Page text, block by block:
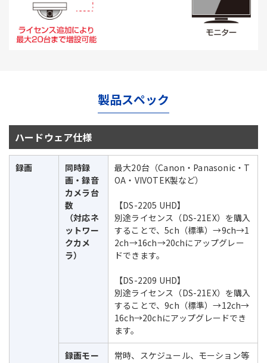
製品スペック
ハードウェア仕様
録画
同時録
画・録音
カメラ台
数
（対応ネ
ットワー
クカメ
ラ）
最大20台（Canon・Panasonic・T
OA・VIVOTEK製など）
【DS-2205 UHD】
別途ライセンス（DS-21EX）を購入
することで、5ch（標準）→9ch→1
2ch→16ch→20chにアップグレー
ドできます。
【DS-2209 UHD】
別途ライセンス（DS-21EX）を購入
することで、9ch（標準）→12ch→
16ch→20chにアップグレードでき
ます。
録画モー
常時、スケジュール、モーション等